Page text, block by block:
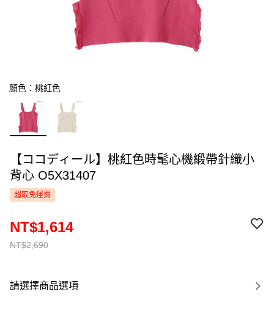
顏色：桃紅色
【ココディール】桃紅色時髦心機緞帶針織小
背心 O5X31407
超取免運費
NT$2,690
NT$1,614
請選擇商品選項